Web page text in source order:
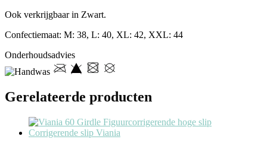
Ook verkrijgbaar in Zwart.
Confectiemaat: M: 38, L: 40, XL: 42, XXL: 44
Onderhoudsadvies
Gerelateerde producten